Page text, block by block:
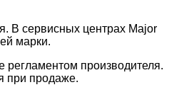
В сервисных центрах Major
марки.
производителя.
при продаже.